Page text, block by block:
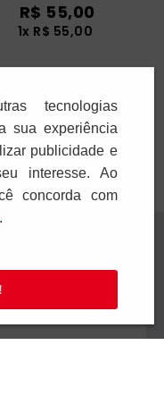
R$ 55,00
1x R$ 55,00
novidades em
tecnologias
sua experiência
publicidade e
interesse. Ao
concorda com
.